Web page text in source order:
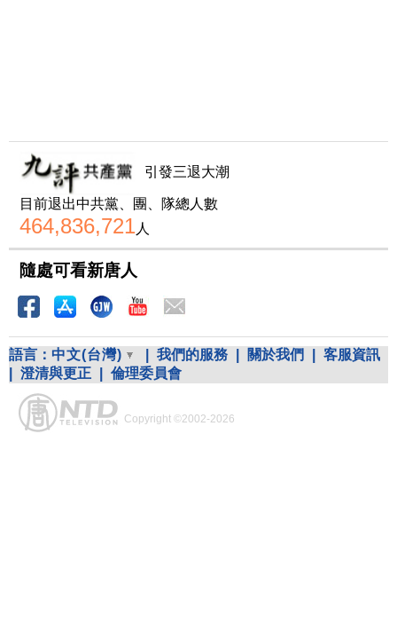
引發三退大潮
目前退出中共黨、團、隊總人數
464,836,721人
隨處可看新唐人
語言： 中文(台灣) 我們的服務 關於我們
客服資訊
澄清與更正 倫理委員會
Copyright ©2002-2026